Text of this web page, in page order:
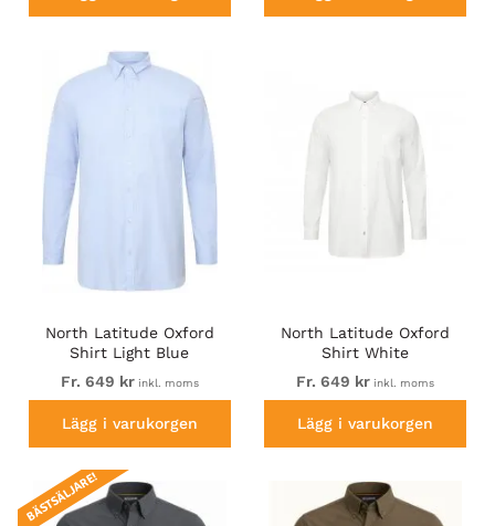
North Latitude Oxford
Shirt Light Blue
Fr. 649 krinkl. moms
Lägg i varukorgen
North Latitude Oxford
Shirt White
Fr. 649 kr inkl. moms
Lägg i varukorgen
BÄSTSÄLJARE!